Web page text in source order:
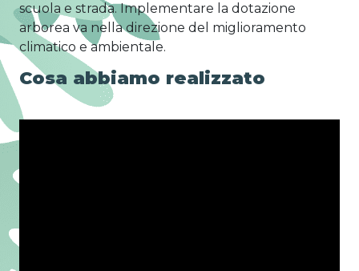
scuola e strada. Implementare la dotazione
arborea va nella direzione del miglioramento
climatico e ambientale.
Cosa abbiamo realizzato